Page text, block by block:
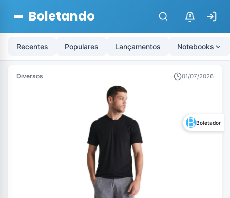
Boletando $
Recentes Populares Lançamentos Notebooks
Diversos 01/07/2026
Boletador